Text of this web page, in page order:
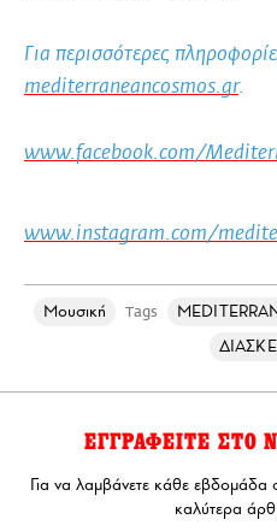
Για περισσότερες
mediterraneancosmos.gr.
www.facebook.com/
www.instagram.com/
Μουσική Tags
ΕΓΓΡΑΦΕΙΤΕ ΣΤΟ
Για να λαμβάνετε κάθε εβδομάδα
καλύτερα